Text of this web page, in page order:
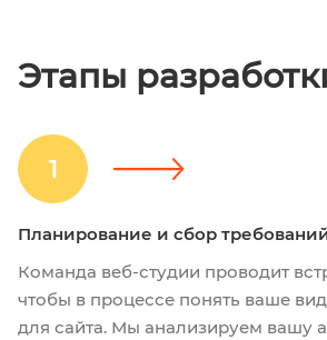
Этапы
1
Планирование и сбор
Команда веб-студии проводит
чтобы в процессе понять ваше
для сайта. Мы анализируем вашу